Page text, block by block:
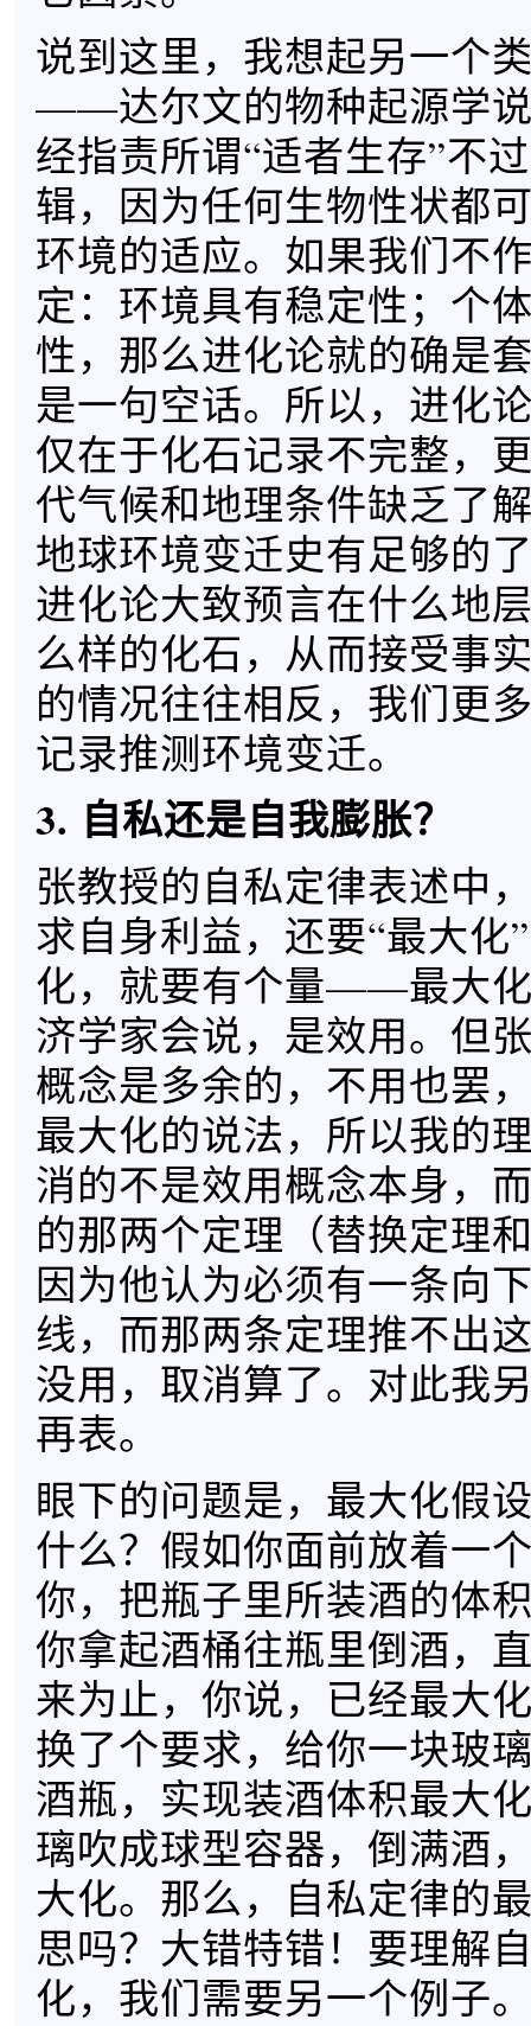
说到这里，我想起另一个
——达尔文的物种起源学
经指责所谓“适者生存”不
辑，因为任何生物性状都
环境的适应。如果我们不
定：环境具有稳定性；个
性，那么进化论就的确是
是一句空话。所以，进化
仅在于化石记录不完整，
代气候和地理条件缺乏了
地球环境变迁史有足够的
进化论大致预言在什么地
么样的化石，从而接受事
的情况往往相反，我们更
记录推测环境变迁。
3. 自私还是自我膨胀？
张教授的自私定律表述中
求自身利益，还要“最大化
化，就要有个量——最大
济学家会说，是效用。但
概念是多余的，不用也罢
最大化的说法，所以我的
消的不是效用概念本身，
的那两个定理（替换定理
因为他认为必须有一条向
线，而那两条定理推不出
没用，取消算了。对此我
再表。
眼下的问题是，最大化假
什么？假如你面前放着一
你，把瓶子里所装酒的体
你拿起酒桶往瓶里倒酒，
来为止，你说，已经最大
换了个要求，给你一块玻
酒瓶，实现装酒体积最大
璃吹成球型容器，倒满酒
大化。那么，自私定律的
思吗？大错特错！要理解
化，我们需要另一个例子